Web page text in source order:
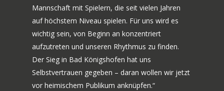
Mannschaft mit Spielern, die seit vielen Jahren
auf höchstem Niveau spielen. Für uns wird es
wichtig sein, von Beginn an konzentriert
aufzutreten und unseren Rhythmus zu finden.
Der Sieg in Bad Königshofen hat uns
Selbstvertrauen gegeben – daran wollen wir jetzt
vor heimischem Publikum anknüpfen.“